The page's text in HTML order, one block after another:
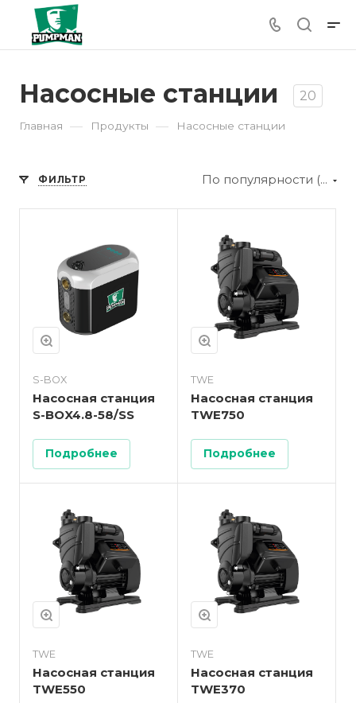
Насосные станции 20
Главная — Продукты — Насосные станции
ФИЛЬТР По популярности (убывание)
S-BOX
Насосная станция
S-BOX4.8-58/SS
Подробнее
TWE
Насосная станция
TWE750
Подробнее
TWE
Насосная станция
TWE550
TWE
Насосная станция
TWE370